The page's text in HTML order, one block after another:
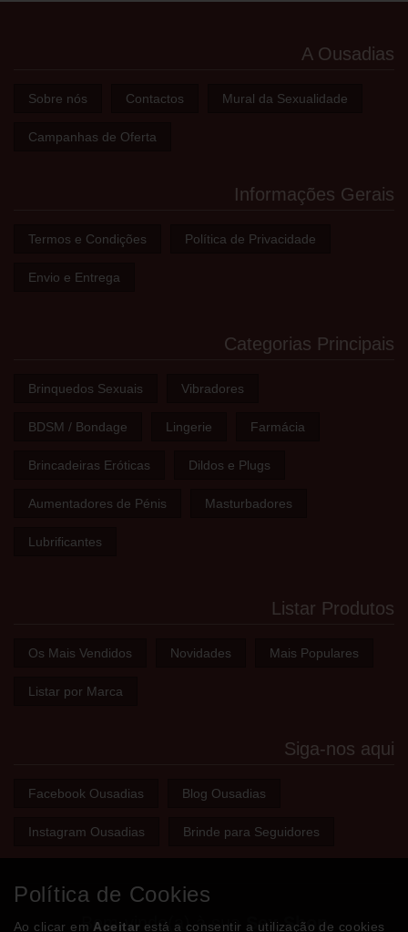
A Ousadias
Sobre nós Contactos Mural da Sexualidade
Campanhas de Oferta
Informações Gerais
Termos e Condições Política de Privacidade
Envio e Entrega
Categorias Principais
Brinquedos Sexuais Vibradores
BDSM / Bondage Lingerie Farmácia
Brincadeiras Eróticas Dildos e Plugs
Aumentadores de Pénis Masturbadores
Lubrificantes
Listar Produtos
Os Mais Vendidos Novidades Mais Populares
Listar por Marca
Siga-nos aqui
Facebook Ousadias Blog Ousadias
Instagram Ousadias Brinde para Seguidores
Bem-vindo(a) à sua Sex Shop
Política de Cookies
Ao clicar em Aceitar está a consentir a utilização de cookies